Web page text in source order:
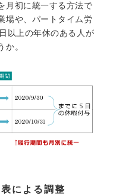
月初に統一する方法で
場や、パートタイム労
以上の年休のある人が
か。
による調整